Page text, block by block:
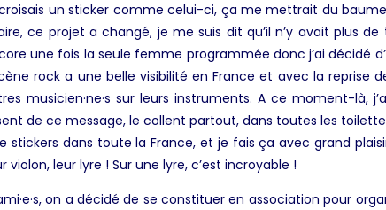
un sticker comme celui-ci, ça me mettrait du
ce projet a changé, je me suis dit qu’il n’y avait plus
une fois la seule femme programmée donc j’ai décidé
rock a une belle visibilité en France et avec la reprise
musicien·ne·s sur leurs instruments. A ce moment-là,
de ce message, le collent partout, dans toutes les
stickers dans toute la France, et je fais ça avec grand
violon, leur lyre ! Sur une lyre, c’est incroyable !
on a décidé de se constituer en association pour